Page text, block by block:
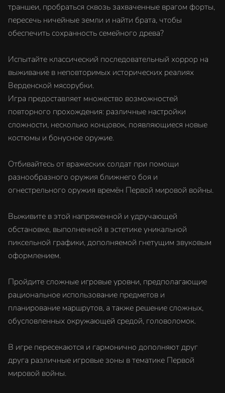
траншеи, пробраться сквозь захваченные врагом форты,
пересечь ничейные земли и найти брата, чтобы
обеспечить сохранность семейного древа?
Испытайте классический последовательный хоррор на
выживание в неповторимых исторических реалиях
Верденской мясорубки.
Игра предоставляет множество возможностей
повторного прохождения: различные настройки
сложности, несколько концовок, появляющиеся новые
костюмы и бонусное оружие.
Отбивайтесь от вражеских солдат при помощи
разнообразного оружия ближнего боя и
огнестрельного оружия времён Первой мировой войны.
Выживите в этой напряженной и удручающей
обстановке, выполненной в эстетике уникальной
пиксельной графики, дополняемой гнетущим звуковым
оформлением.
Пройдите сложные игровые уровни, предполагающие
рациональное использование предметов и
планирование маршрутов, а также решение сложных,
обусловленных окружающей средой, головоломок.
В игре пересекаются и гармонично дополняют друг
друга различные игровые зоны в тематике Первой
мировой войны.